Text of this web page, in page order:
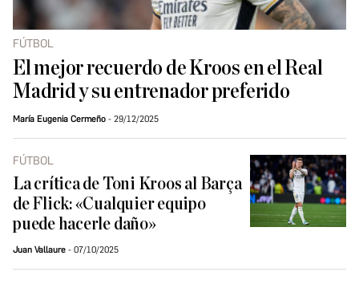
FÚTBOL
El mejor recuerdo de Kroos en el Real
Madrid y su entrenador preferido
María Eugenia Cermeño 29/12/2025
FÚTBOL
La crítica de Toni Kroos al Barça
de Flick: «Cualquier equipo
puede hacerle daño»
Juan Vallaure 07/10/2025